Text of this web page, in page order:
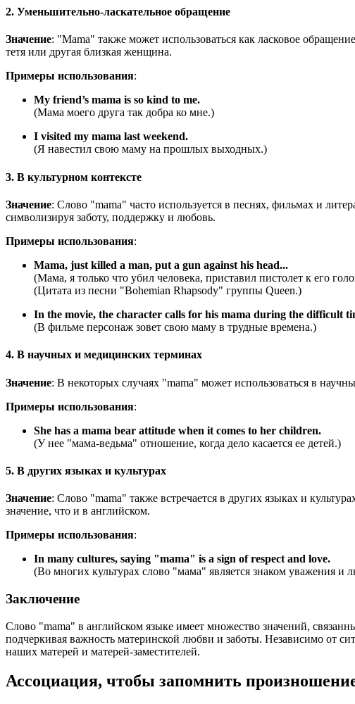
2. Уменьшительно-ласкательное обращение
Значение: "Mama" также может использоваться как ласковое
тетя или другая близкая женщина.
Примеры использования:
My friend’s mama is so kind to me.
(Мама моего друга так добра ко мне.)
I visited my mama last weekend.
(Я навестил свою маму на прошлых выходных.)
3. В культурном контексте
Значение: Слово "mama" часто используется в песнях, фильмах и
символизируя заботу, поддержку и любовь.
Примеры использования:
Mama, just killed a man, put a gun against his head...
(Мама, я только что убил человека, приставил пистолет к его
(Цитата из песни "Bohemian Rhapsody" группы Queen.)
In the movie, the character calls for his mama during the difficult
(В фильме персонаж зовет свою маму в трудные времена.)
4. В научных и медицинских терминах
Значение: В некоторых случаях "mama" может использоваться в
Примеры использования:
She has a mama bear attitude when it comes to her children.
(У нее "мама-ведьма" отношение, когда дело касается ее детей.)
5. В других языках и культурах
Значение: Слово "mama" также встречается в других языках и
значение, что и в английском.
Примеры использования:
In many cultures, saying "mama" is a sign of respect and love.
(Во многих культурах слово "мама" является знаком уважения и
Заключение
Слово "mama" в английском языке имеет множество значений,
подчеркивая важность материнской любви и заботы. Независимо от
наших матерей и матерей-заместителей.
Ассоциация, чтобы запомнить